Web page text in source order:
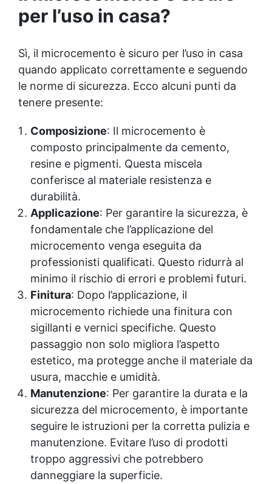
kg + 1.4 kg Vertical Glass B
per l’uso in casa?
Sì, il microcemento è sicuro per l’uso in casa
quando applicato correttamente e seguendo
le norme di sicurezza. Ecco alcuni punti da
tenere presente:
Composizione: Il microcemento è
composto principalmente da cemento,
resine e pigmenti. Questa miscela
conferisce al materiale resistenza e
durabilità.
Applicazione: Per garantire la sicurezza, è
fondamentale che l’applicazione del
microcemento venga eseguita da
professionisti qualificati. Questo ridurrà al
minimo il rischio di errori e problemi futuri.
Finitura: Dopo l’applicazione, il
microcemento richiede una finitura con
sigillanti e vernici specifiche. Questo
passaggio non solo migliora l’aspetto
estetico, ma protegge anche il materiale da
usura, macchie e umidità.
Manutenzione: Per garantire la durata e la
sicurezza del microcemento, è importante
seguire le istruzioni per la corretta pulizia e
manutenzione. Evitare l’uso di prodotti
troppo aggressivi che potrebbero
danneggiare la superficie.